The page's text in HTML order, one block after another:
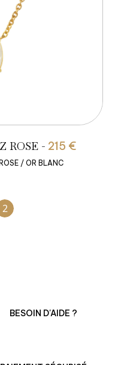
ROSE - 215 €
/ OR BLANC
2
BESOIN D'AIDE ?